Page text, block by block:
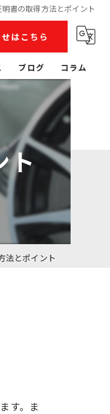
書の取得方法とポイント
はこちら
ブログ コラム
ト
法とポイント
す。ま